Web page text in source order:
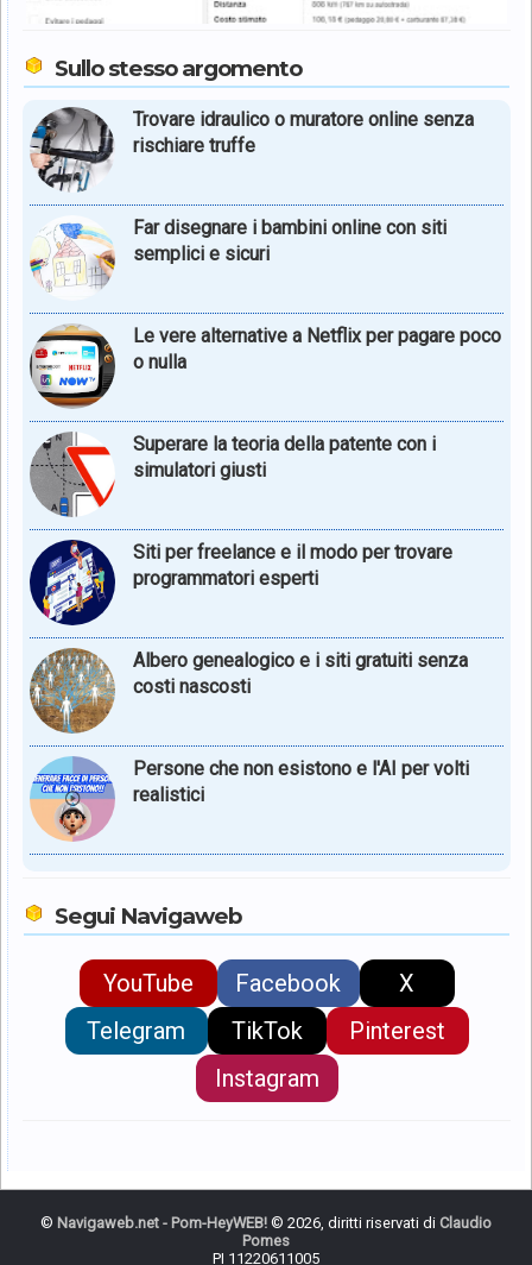
Sullo stesso argomento
Trovare idraulico o muratore online senza
rischiare truffe
Far disegnare i bambini online con siti
semplici e sicuri
Le vere alternative a Netflix per pagare poco
o nulla
Superare la teoria della patente con i
simulatori giusti
Siti per freelance e il modo per trovare
programmatori esperti
Albero genealogico e i siti gratuiti senza
costi nascosti
Persone che non esistono e l'AI per volti
realistici
Segui Navigaweb
YouTube Facebook
X
Telegram
TikTok
Pinterest
Instagram
© Navigaweb.net - Pom-HeyWEB! © 2026, diritti riservati di Claudio
Pomes
PI 11220611005